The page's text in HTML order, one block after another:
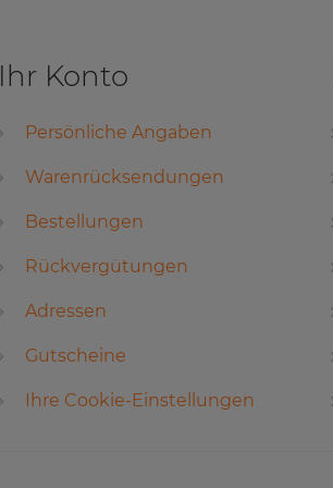
Ihr Konto
Persönliche Angaben
Warenrücksendungen
Bestellungen
Rückvergütungen
Adressen
Gutscheine
Ihre Cookie-Einstellungen